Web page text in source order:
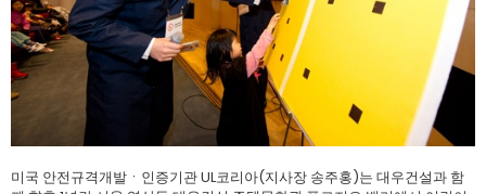
미국 안전규격개발ㆍ인증기관 UL코리아(지사장 송주홍)는 대우건설과 함